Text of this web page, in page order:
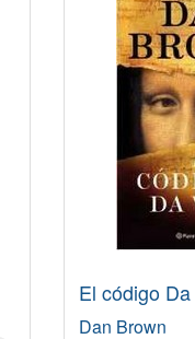
El código
Dan Brown